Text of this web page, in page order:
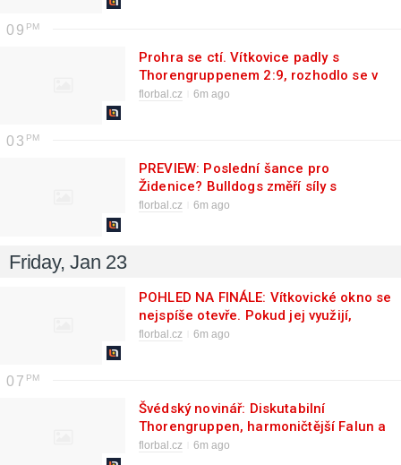
09
Prohra se ctí. Vítkovice padly s
Thorengruppenem 2:9, rozhodlo se v
první třetině
florbal.cz 6m ago
03
PREVIEW: Poslední šance pro
Židenice? Bulldogs změří síly s
Bohemians
florbal.cz 6m ago
Friday, Jan 23
POHLED NA FINÁLE: Vítkovické okno se
nejspíše otevře. Pokud jej využijí,
mohou zvítězit
florbal.cz 6m ago
07
Švédský novinář: Diskutabilní
Thorengruppen, harmoničtější Falun a
dobrý stroj Storvreta
florbal.cz 6m ago